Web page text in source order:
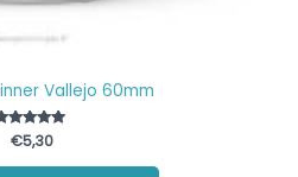
Vallejo 60mm
Valutato
5.00
su 5
€5,30